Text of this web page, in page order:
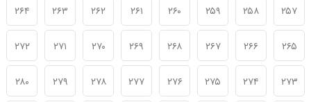
۲۵۷ ۲۵۸ ۲۵۹ ۲۶۰ ۲۶۱ ۲۶۲ ۲۶۳ ۲۶۴
۲۶۵ ۲۶۶ ۲۶۷ ۲۶۸ ۲۶۹ ۲۷۰ ۲۷۱ ۲۷۲
۲۷۳ ۲۷۴ ۲۷۵ ۲۷۶ ۲۷۷ ۲۷۸ ۲۷۹ ۲۸۰